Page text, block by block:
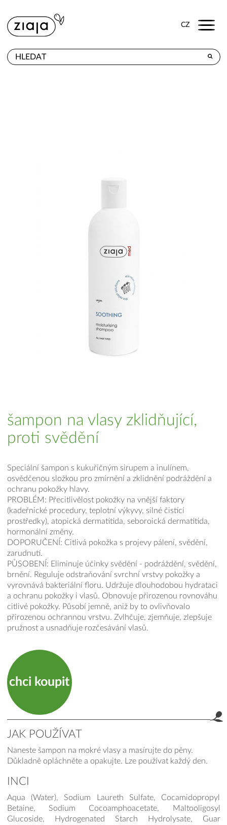
CZ Menu
šampon na vlasy zklidňující,
proti svědění
Speciální šampon s kukuřičným sirupem a inulínem,
osvědčenou složkou pro zmírnění a zklidnění podráždění a
ochranu pokožky hlavy.
PROBLÉM: Přecitlivělost pokožky na vnější faktory
(kadeřnické procedury, teplotní výkyvy, silné čistící
prostředky), atopická dermatitida, seboroická dermatitida,
hormonální změny.
DOPORUČENÍ: Citlivá pokožka s projevy pálení, svědění,
zarudnutí.
PŮSOBENÍ: Eliminuje účinky svědění - podráždění, svědění,
brnění. Reguluje odstraňování svrchní vrstvy pokožky a
vyrovnává bakteriální floru. Udržuje dlouhodobou hydrataci
a ochranu pokožky i vlasů. Obnovuje přirozenou rovnováhu
citlivé pokožky. Působí jemně, aniž by to ovlivňovalo
přirozenou ochrannou vrstvu. Zvlhčuje, zjemňuje, zlepšuje
pružnost a usnadňuje rozčesávání vlasů.
chci koupit
JAK POUŽÍVAT
Naneste šampon na mokré vlasy a masírujte do pěny.
Důkladně opláchněte a opakujte. Lze používat každý den.
INCI
Aqua (Water), Sodium Laureth Sulfate, Cocamidopropyl
Betaine, Sodium Cocoamphoacetate, Maltooligosyl
Glucoside, Hydrogenated Starch Hydrolysate, Guar